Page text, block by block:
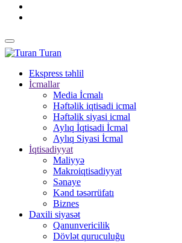
Turan
Ekspress təhlil
İcmallar
Media İcmalı
Həftəlik iqtisadi icmal
Həftəlik siyasi icmal
Aylıq İqtisadi İcmal
Aylıq Siyasi İcmal
İqtisadiyyat
Maliyyə
Makroiqtisadiyyat
Sənaye
Kənd təsərrüfatı
Biznes
Daxili siyasət
Qanunvericilik
Dövlət quruculuğu